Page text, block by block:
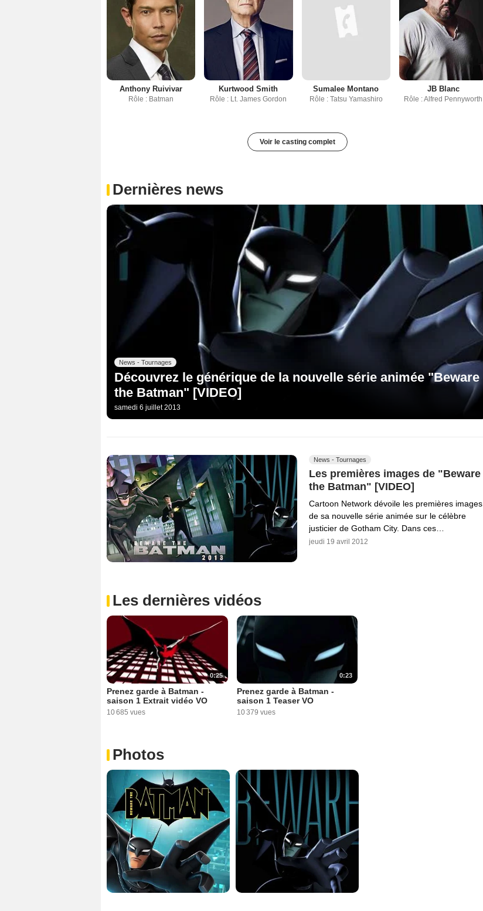
Anthony Ruivivar
Rôle : Batman
Kurtwood Smith
Rôle : Lt. James Gordon
Sumalee Montano
Rôle : Tatsu Yamashiro
JB Blanc
Rôle : Alfred Pennyworth
Voir le casting complet
Dernières news
News - Tournages
Découvrez le générique de la nouvelle série animée "Beware
the Batman" [VIDEO]
samedi 6 juillet 2013
News - Tournages
Les premières images de "Beware
the Batman" [VIDEO]
Cartoon Network dévoile les premières images
de sa nouvelle série animée sur le célèbre
justicier de Gotham City. Dans ces…
jeudi 19 avril 2012
Les dernières vidéos
0:25
Prenez garde à Batman -
saison 1 Extrait vidéo VO
10 685 vues
0:23
Prenez garde à Batman -
saison 1 Teaser VO
10 379 vues
Photos